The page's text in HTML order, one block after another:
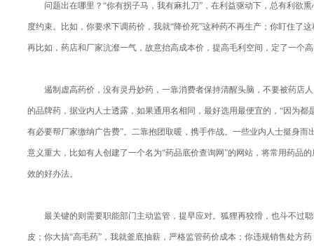
问题出在哪里？“你有拐子马，我有麻扎刀”，在利益驱动下，总有利欲熏
度约束。比如，你要求下调药价，我就“降价死”这种药不再生产；你盯住了
再比如，药店和厂家沆瀣一气，故意抬高成本价，提高毛利空间，定了一个
遏制虚高药价，没有灵丹妙药，一靠消费者保持清醒头脑，不要被药店
的品牌药，据业内人士透露，如果通用名相同，最好选用最便宜的，“因为都
有必要帮厂家缴纳广告费”。二靠抱团取暖，携手作战。一些业内人士挺身而
意义重大，比如有人创建了一个名为“药品底价查询网”的网站，将常用药品
效的好办法。
最关键的则需要职能部门主动监管，提早应对。狐狸再狡猾，也斗不过
皮；你大搞“高毛药”，我就釜底抽薪，严格监管药价成本；你违规销售处方